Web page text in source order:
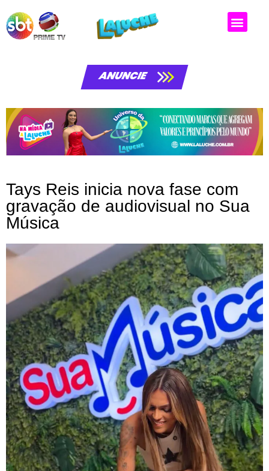
ANUNCIE
Tays Reis inicia nova fase com
gravação de audiovisual no Sua
Música